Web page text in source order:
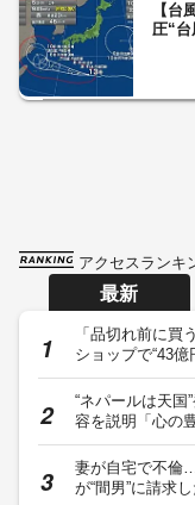
【
圧“
アクセスランキ
最新
「品切れ前に買
ショップで“43
“ネパールは天
容を説明「心の
妻が自宅で不倫
が“間男”に請求